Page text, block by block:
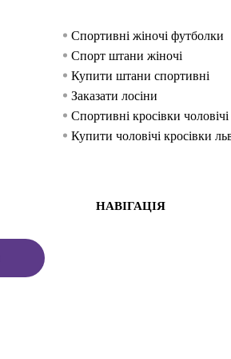
Спортивні жіночі футболки
Спорт штани жіночі
Купити штани спортивні
Заказати лосіни
Спортивні кросівки чоловічі
Купити чоловічі кросівки
НАВІГАЦІЯ